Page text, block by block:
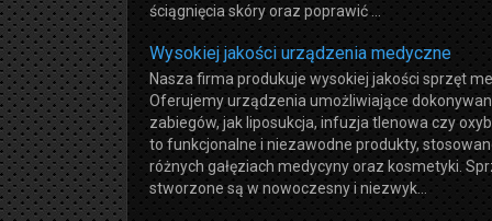
ściągnięcia skóry oraz poprawić ...
Wysokiej jakości urządzenia medyczne
Nasza firma produkuje wysokiej jakości sprzęt
Oferujemy urządzenia umożliwiające
zabiegów, jak liposukcja, infuzja tlenowa czy
to funkcjonalne i niezawodne produkty,
różnych gałęziach medycyny oraz kosmetyki.
stworzone są w nowoczesny i niezwyk...